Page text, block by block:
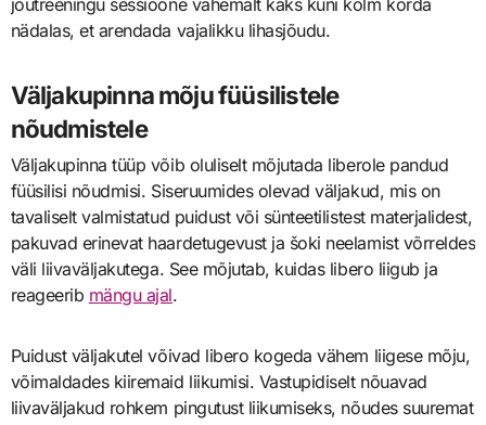
jõutreeningu sessioone vähemalt kaks kuni kolm korda
nädalas, et arendada vajalikku lihasjõudu.
Väljakupinna mõju füüsilistele
nõudmistele
Väljakupinna tüüp võib oluliselt mõjutada liberole pandud
füüsilisi nõudmisi. Siseruumides olevad väljakud, mis on
tavaliselt valmistatud puidust või sünteetilistest materjalidest,
pakuvad erinevat haardetugevust ja šoki neelamist võrreldes
väli liivaväljakutega. See mõjutab, kuidas libero liigub ja
reageerib mängu ajal.
Puidust väljakutel võivad libero kogeda vähem liigese mõju,
võimaldades kiiremaid liikumisi. Vastupidiselt nõuavad
liivaväljakud rohkem pingutust liikumiseks, nõudes suuremat